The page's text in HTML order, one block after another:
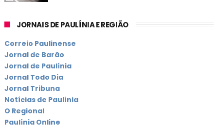
JORNAIS DE PAULÍNIA E REGIÃO
Correio Paulinense
Jornal de Barão
Jornal de Paulínia
Jornal Todo Dia
Jornal Tribuna
Notícias de Paulínia
O Regional
Paulínia Online